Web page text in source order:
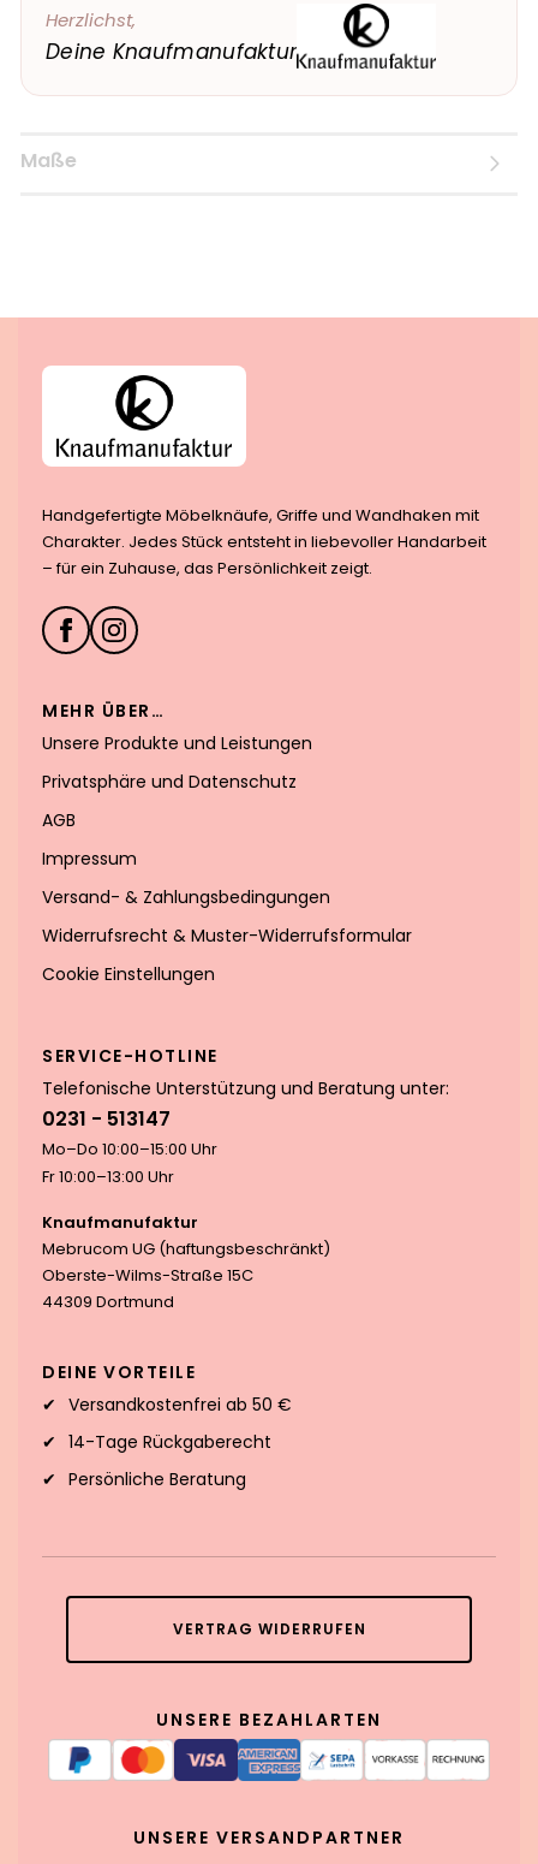
Herzlichst,
Deine Knaufmanufaktur
Maße
Handgefertigte Möbelknäufe, Griffe und Wandhaken mit
Charakter. Jedes Stück entsteht in liebevoller Handarbeit
– für ein Zuhause, das Persönlichkeit zeigt.
MEHR ÜBER…
Unsere Produkte und Leistungen
Privatsphäre und Datenschutz
AGB
Impressum
Versand- & Zahlungsbedingungen
Widerrufsrecht & Muster-Widerrufsformular
Cookie Einstellungen
SERVICE-HOTLINE
Telefonische Unterstützung und Beratung unter:
0231 - 513147
Mo–Do 10:00–15:00 Uhr
Fr 10:00–13:00 Uhr
Knaufmanufaktur
Mebrucom UG (haftungsbeschränkt)
Oberste-Wilms-Straße 15C
44309 Dortmund
DEINE VORTEILE
Versandkostenfrei ab 50 €
14-Tage Rückgaberecht
Persönliche Beratung
VERTRAG WIDERRUFEN
UNSERE BEZAHLARTEN
UNSERE VERSANDPARTNER